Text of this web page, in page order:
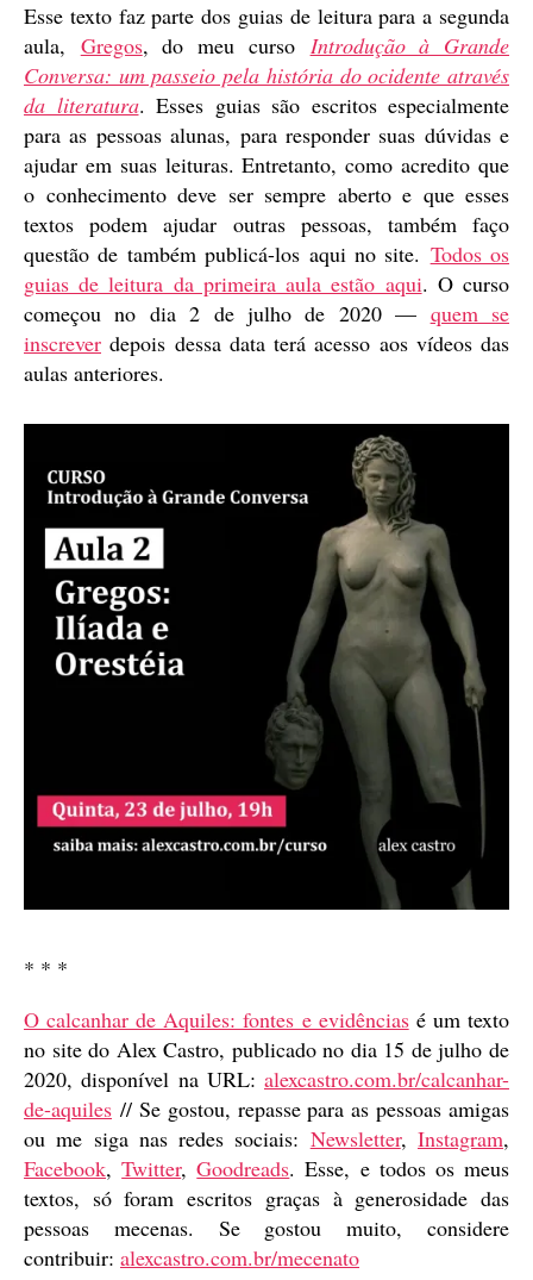
Esse texto faz parte dos guias de leitura para a segunda
aula, Gregos, do meu curso Introdução à Grande
Conversa: um passeio pela história do ocidente através
da literatura. Esses guias são escritos especialmente
para as pessoas alunas, para responder suas dúvidas e
ajudar em suas leituras. Entretanto, como acredito que
o conhecimento deve ser sempre aberto e que esses
textos podem ajudar outras pessoas, também faço
questão de também publicá-los aqui no site. Todos os
guias de leitura da primeira aula estão aqui. O curso
começou no dia 2 de julho de 2020 — quem se
inscrever depois dessa data terá acesso aos vídeos das
aulas anteriores.
* * *
O calcanhar de Aquiles: fontes e evidênciasé um texto
no site do Alex Castro, publicado no dia 15 de julho de
2020, disponível na URL: alexcastro.com.br/calcanhar-
de-aquiles // Se gostou, repasse para as pessoas amigas
ou me siga nas redes sociais: Newsletter,Instagram,
Facebook,Twitter,Goodreads. Esse, e todos os meus
textos, só foram escritos graças à generosidade das
pessoas mecenas. Se gostou muito, considere
contribuir: alexcastro.com.br/mecenato